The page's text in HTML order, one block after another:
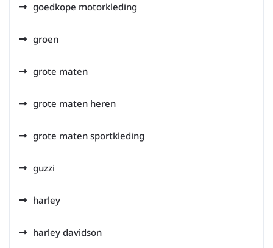
goedkope motorkleding
groen
grote maten
grote maten heren
grote maten sportkleding
guzzi
harley
harley davidson